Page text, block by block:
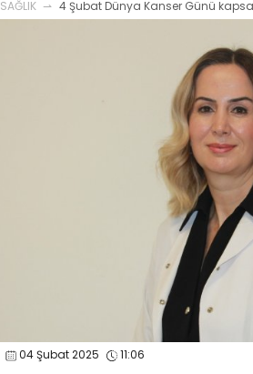
SAĞLIK 4 Şubat Dünya Kanser Günü
04 Şubat 2025 11:06